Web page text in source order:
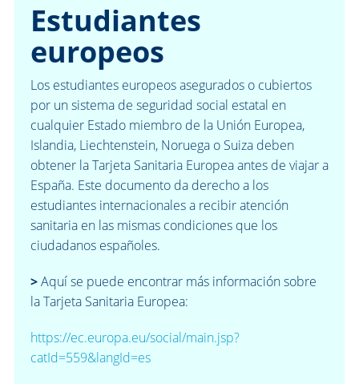
Estudiantes
europeos
Los estudiantes europeos asegurados o cubiertos
por un sistema de seguridad social estatal en
cualquier Estado miembro de la Unión Europea,
Islandia, Liechtenstein, Noruega o Suiza deben
obtener la Tarjeta Sanitaria Europea antes de viajar a
España. Este documento da derecho a los
estudiantes internacionales a recibir atención
sanitaria en las mismas condiciones que los
ciudadanos españoles.
>Aquí se puede encontrar más información sobre
la Tarjeta Sanitaria Europea:
https://ec.europa.eu/social/main.jsp?
catId=559&langId=es